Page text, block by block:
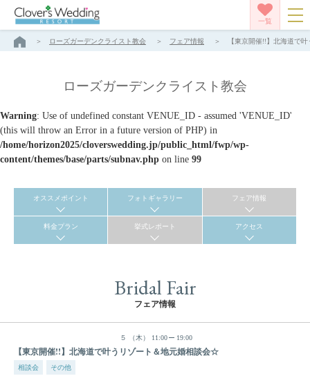
一覧
ローズガーデンクライスト教会 フェア情報 【東京開催!!】北海道で
ローズガーデンクライスト教会
Warning: Use of undefined constant VENUE_ID - assumed 'VENUE_ID'
(this will throw an Error in a future version of PHP) in
/home/horizon2025/cloverswedding.jp/public_html/fwp/wp-
content/themes/base/parts/subnav.php on line 99
オススメポイント フォトギャラリー フェア情報
料金プラン 挙式レポート アクセス
Bridal Fair
フェア情報
５ （木） 11:00 19:00
【東京開催!!】北海道で叶うリゾート＆地元婚相談会☆
相談会 その他